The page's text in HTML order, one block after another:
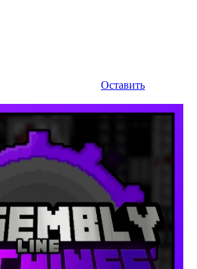
Оставить